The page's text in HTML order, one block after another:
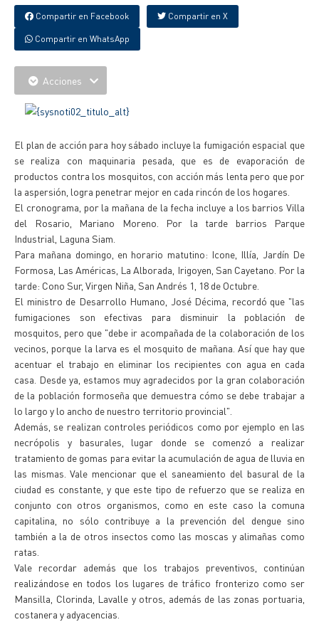
Compartir en Facebook Compartir en X
Compartir en WhatsApp
Acciones
El plan de acción para hoy sábado incluye la fumigación espacial que
se realiza con maquinaria pesada, que es de evaporación de
productos contra los mosquitos, con acción más lenta pero que por
la aspersión, logra penetrar mejor en cada rincón de los hogares.
El cronograma, por la mañana de la fecha incluye a los barrios Villa
del Rosario, Mariano Moreno. Por la tarde barrios Parque
Industrial, Laguna Siam.
Para mañana domingo, en horario matutino: Icone, Illía, Jardín De
Formosa, Las Américas, La Alborada, Irigoyen, San Cayetano. Por la
tarde: Cono Sur, Virgen Niña, San Andrés 1, 18 de Octubre.
El ministro de Desarrollo Humano, José Décima, recordó que "las
fumigaciones son efectivas para disminuir la población de
mosquitos, pero que "debe ir acompañada de la colaboración de los
vecinos, porque la larva es el mosquito de mañana. Así que hay que
acentuar el trabajo en eliminar los recipientes con agua en cada
casa. Desde ya, estamos muy agradecidos por la gran colaboración
de la población formoseña que demuestra cómo se debe trabajar a
lo largo y lo ancho de nuestro territorio provincial".
Además, se realizan controles periódicos como por ejemplo en las
necrópolis y basurales, lugar donde se comenzó a realizar
tratamiento de gomas para evitar la acumulación de agua de lluvia en
las mismas. Vale mencionar que el saneamiento del basural de la
ciudad es constante, y que este tipo de refuerzo que se realiza en
conjunto con otros organismos, como en este caso la comuna
capitalina, no sólo contribuye a la prevención del dengue sino
también a la de otros insectos como las moscas y alimañas como
ratas.
Vale recordar además que los trabajos preventivos, continúan
realizándose en todos los lugares de tráfico fronterizo como ser
Mansilla, Clorinda, Lavalle y otros, además de las zonas portuaria,
costanera y adyacencias.